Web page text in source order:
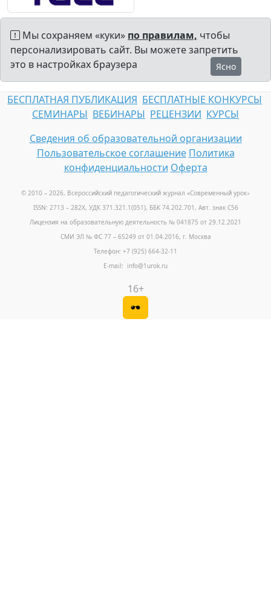
Мы сохраняем «куки» по правилам, чтобы
персонализировать сайт. Вы можете запретить
это в настройках браузера
Ясно
БЕСПЛАТНАЯ ПУБЛИКАЦИЯ БЕСПЛАТНЫЕ КОНКУРСЫ
СЕМИНАРЫ ВЕБИНАРЫ РЕЦЕНЗИИ КУРСЫ
Сведения об образовательной организации
Пользовательское соглашение Политика
конфиденциальности Оферта
© 2010 – 2026, Всероссийский педагогический журнал «Современный урок»
ISSN: 2713 – 282X, УДК 371.321.1(051), ББК 74.202.701, Авт. знак С56
Лицензия на образовательную деятельность № 041875 от 29.12.2021
СМИ ЭЛ № ФС 77 – 65249 от 01.04.2016, г. Москва
Телефон: +7 (925) 664-32-11
E-mail: info@1urok.ru
16+